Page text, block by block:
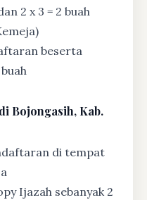
2 x 3 = 2 buah
beserta
Bojongasih, Kab.
di tempat
Ijazah sebanyak 2